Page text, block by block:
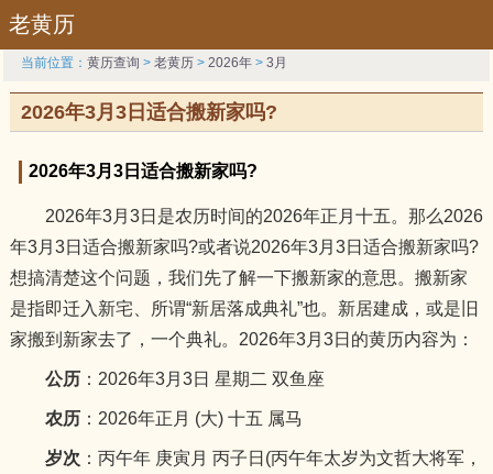
老黄历
当前位置：黄历查询 >老黄历 >2026年 >3月
2026年3月3日适合搬新家吗?
2026年3月3日适合搬新家吗?
2026年3月3日是农历时间的2026年正月十五。那么2026
年3月3日适合搬新家吗?或者说2026年3月3日适合搬新家吗?
想搞清楚这个问题，我们先了解一下搬新家的意思。搬新家
是指即迁入新宅、所谓“新居落成典礼”也。新居建成，或是旧
家搬到新家去了，一个典礼。2026年3月3日的黄历内容为：
公历：2026年3月3日 星期二 双鱼座
农历：2026年正月 (大) 十五 属马
岁次 ：丙午年 庚寅月 丙子日(丙午年太岁为文哲大将军，